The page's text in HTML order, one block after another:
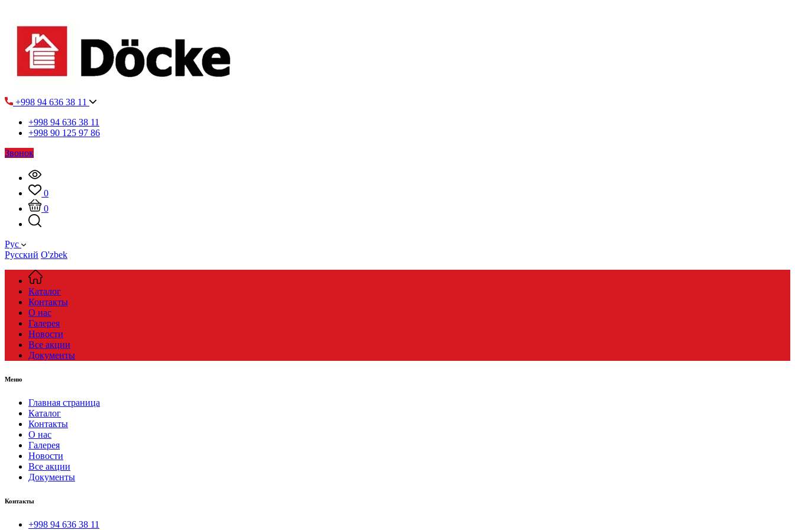
+998 94 636 38 11
+998 94 636 38 11
+998 90 125 97 86
Звонок
0
0
Рус
Русский O'zbek
Каталог
Контакты
О нас
Галерея
Новости
Все акции
Документы
Меню
Главная страница
Каталог
Контакты
О нас
Галерея
Новости
Все акции
Документы
Контакты
+998 94 636 38 11